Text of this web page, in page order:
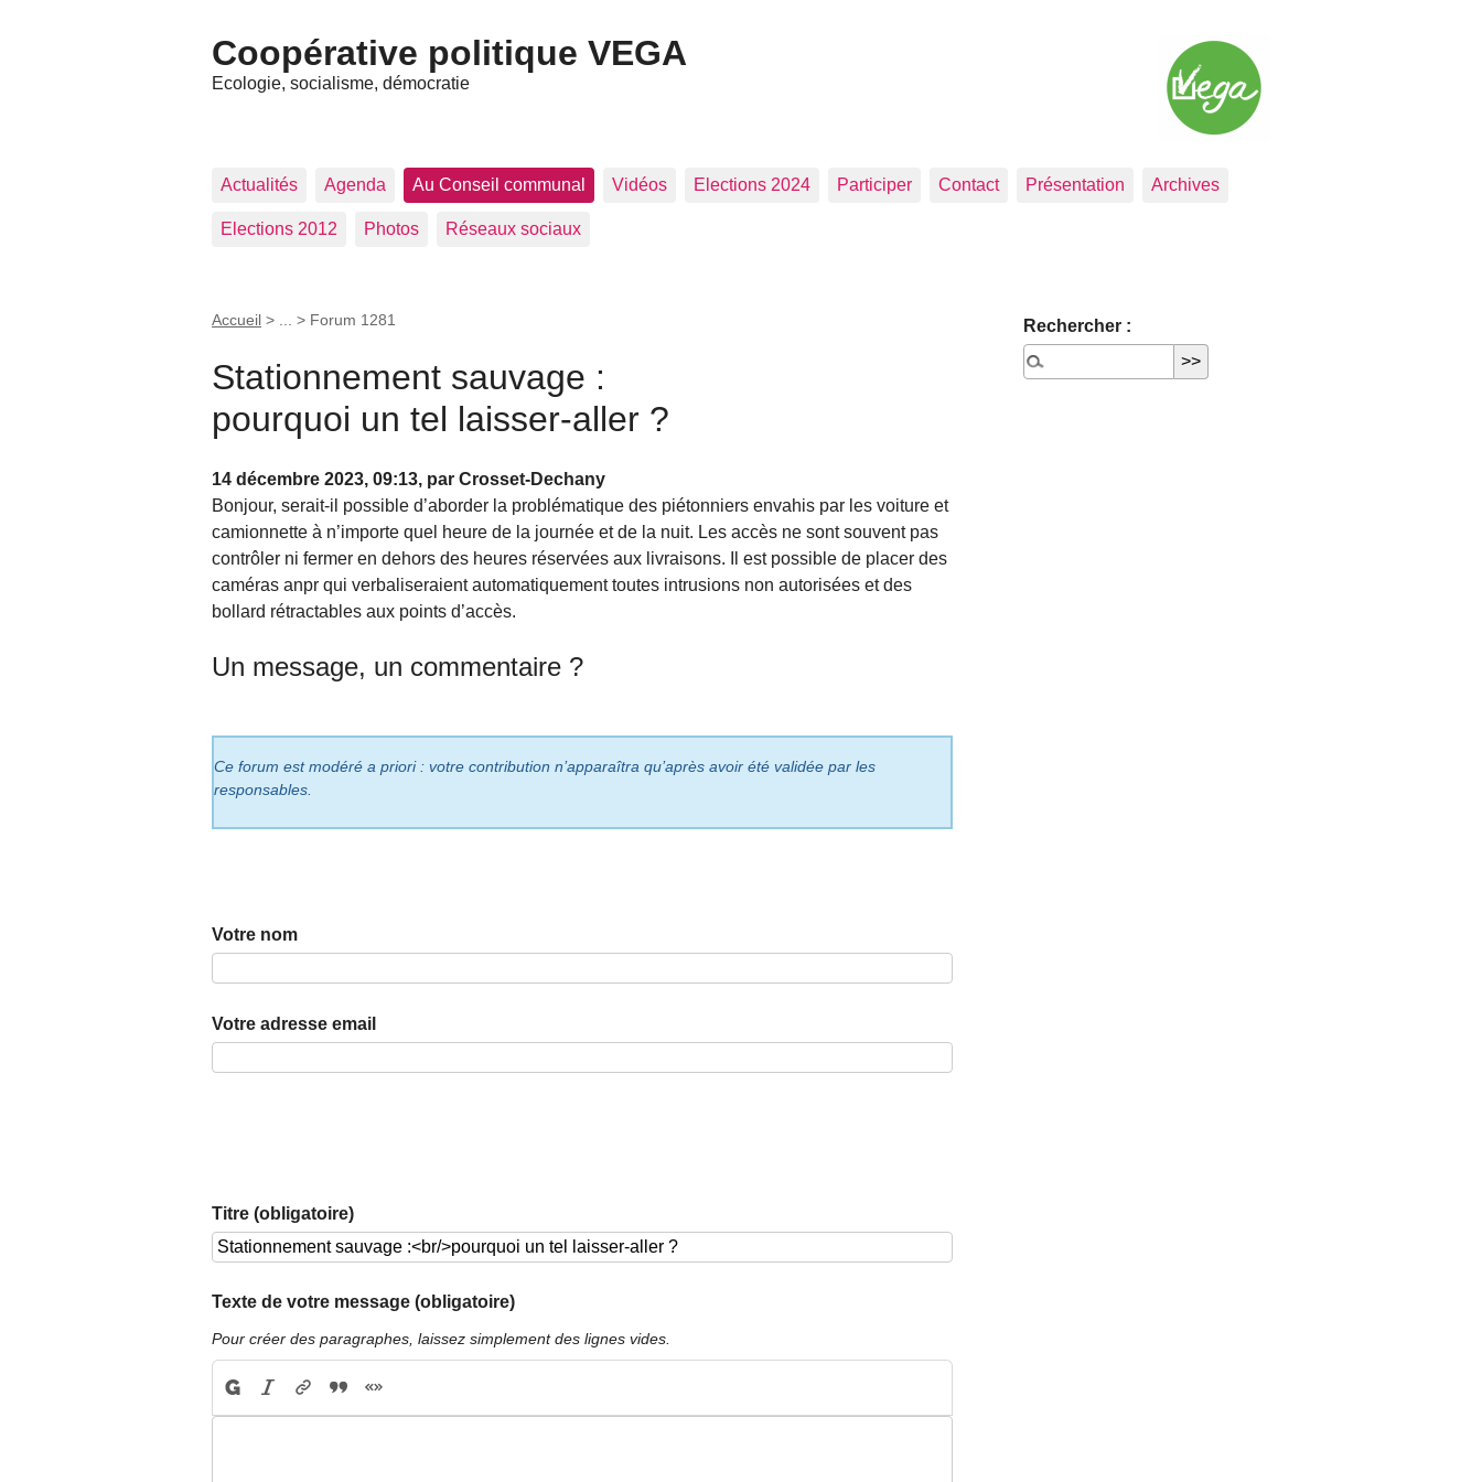
Coopérative politique VEGA
Ecologie, socialisme, démocratie
Actualités Agenda Au Conseil communal Vidéos Elections 2024 Participer Contact Présentation Archives
Elections 2012 Photos Réseaux sociaux
Accueil > ... > Forum 1281
Stationnement sauvage :
pourquoi un tel laisser-aller ?
14 décembre 2023, 09:13, par Crosset-Dechany
Bonjour, serait-il possible d’aborder la problématique des piétonniers envahis par les voiture et
camionnette à n’importe quel heure de la journée et de la nuit. Les accès ne sont souvent pas
contrôler ni fermer en dehors des heures réservées aux livraisons. Il est possible de placer des
caméras anpr qui verbaliseraient automatiquement toutes intrusions non autorisées et des
bollard rétractables aux points d’accès.
Un message, un commentaire ?
Ce forum est modéré a priori : votre contribution n’apparaîtra qu’après avoir été validée par les
responsables.
Votre nom
Votre adresse email
Titre (obligatoire)
Texte de votre message (obligatoire)
Pour créer des paragraphes, laissez simplement des lignes vides.
Rechercher :